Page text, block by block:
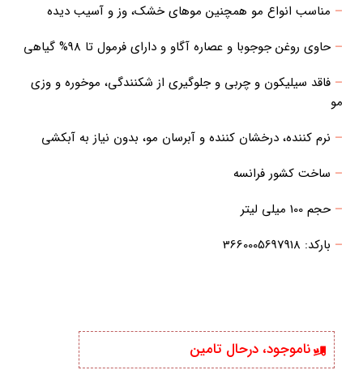
– مناسب انواع مو همچنین موهای خشک، وز و آسیب دیده
– حاوی روغن جوجوبا و عصاره آگاو و دارای فرمول تا 98% گیاهی
– فاقد سیلیکون و چربی و جلوگیری از شکنندگی، موخوره و وزی
مو
– نرم کننده، درخشان کننده و آبرسان مو، بدون نیاز به آبکشی
– ساخت کشور فرانسه
– حجم 100 میلی لیتر
– بارکد: 3660005697918
ناموجود، درحال تامین